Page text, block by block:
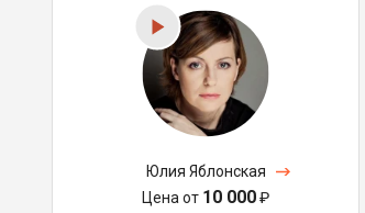
Юлия Яблонская
Цена от 10 000₽